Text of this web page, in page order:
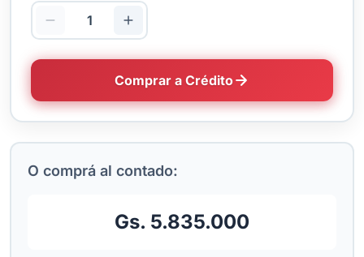
Comprar a Crédito
O comprá al contado:
Gs. 5.835.000